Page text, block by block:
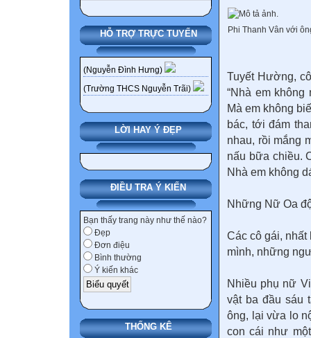
HỖ TRỢ TRỰC TUYẾN
(Nguyễn Đình Hưng)
(Trường THCS Nguyễn Trãi)
LỜI HAY Ý ĐẸP
ĐIỀU TRA Ý KIẾN
Bạn thấy trang này như thế nào?
Đẹp
Đơn điệu
Bình thường
Ý kiến khác
THỐNG KÊ
Phi Thanh Vân với
Tuyết Hường,
“Nhà em
Mà em không
bác, tới đám
nhau, rồi mắng
nấu bữa chiều.
Nhà em không
Những Nữ Oa
Các cô gái,
mình, những
Nhiều phụ nữ
vật ba đầu sáu
ông, lại vừa lo
con cái như